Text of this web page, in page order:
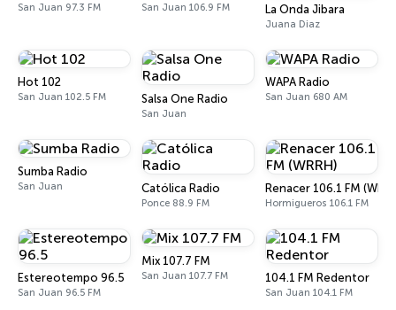
San Juan 97.3 FM San Juan 106.9 FM La Onda Jibara
Juana Diaz
Hot 102
San Juan 102.5 FM Salsa One Radio
San Juan
WAPA Radio
San Juan 680 AM
Sumba Radio
San Juan Católica Radio
Ponce 88.9 FM
Renacer 106.1 FM
Hormigueros 106.1 FM
Estereotempo 96.5
San Juan 96.5 FM
Mix 107.7 FM
San Juan 107.7 FM 104.1 FM Redentor
San Juan 104.1 FM